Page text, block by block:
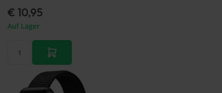
€ 10,95
Auf Lager